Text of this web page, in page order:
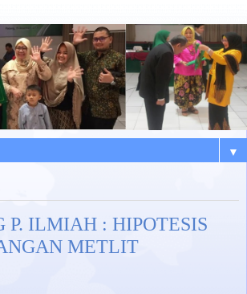
▼
P. ILMIAH : HIPOTESIS
METLIT